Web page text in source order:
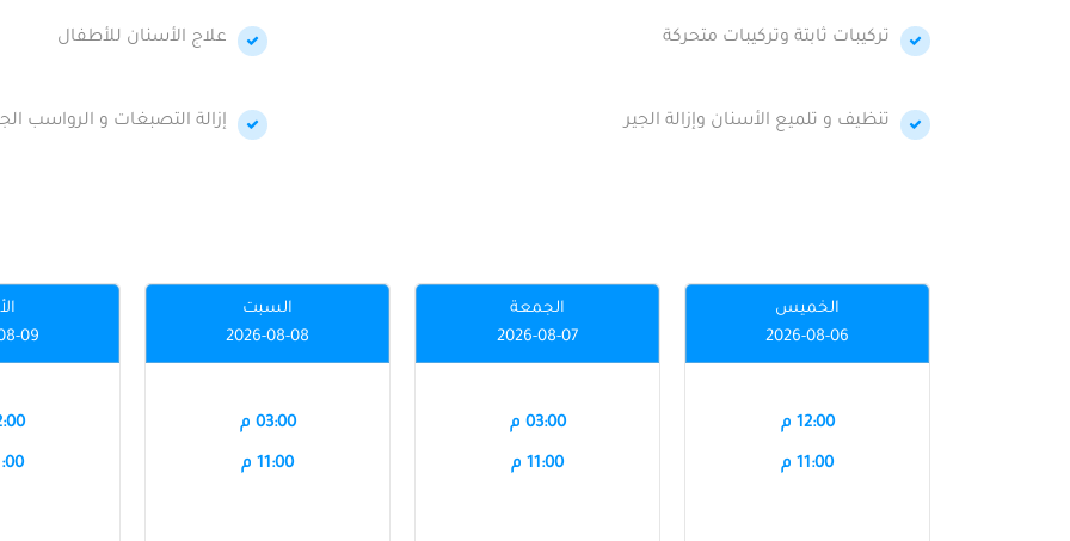
تركيبات ثابتة وتركيبات متحركة علاج الأسنان للأطفال
تنظيف و تلميع الأسنان وإزالة الجير إزالة التصبغات و الرواسب
الخميس
2026-08-06
12:00 م
11:00 م
الجمعة
2026-08-07
03:00 م
11:00 م
السبت
2026-08-08
03:00 م
11:00 م
09